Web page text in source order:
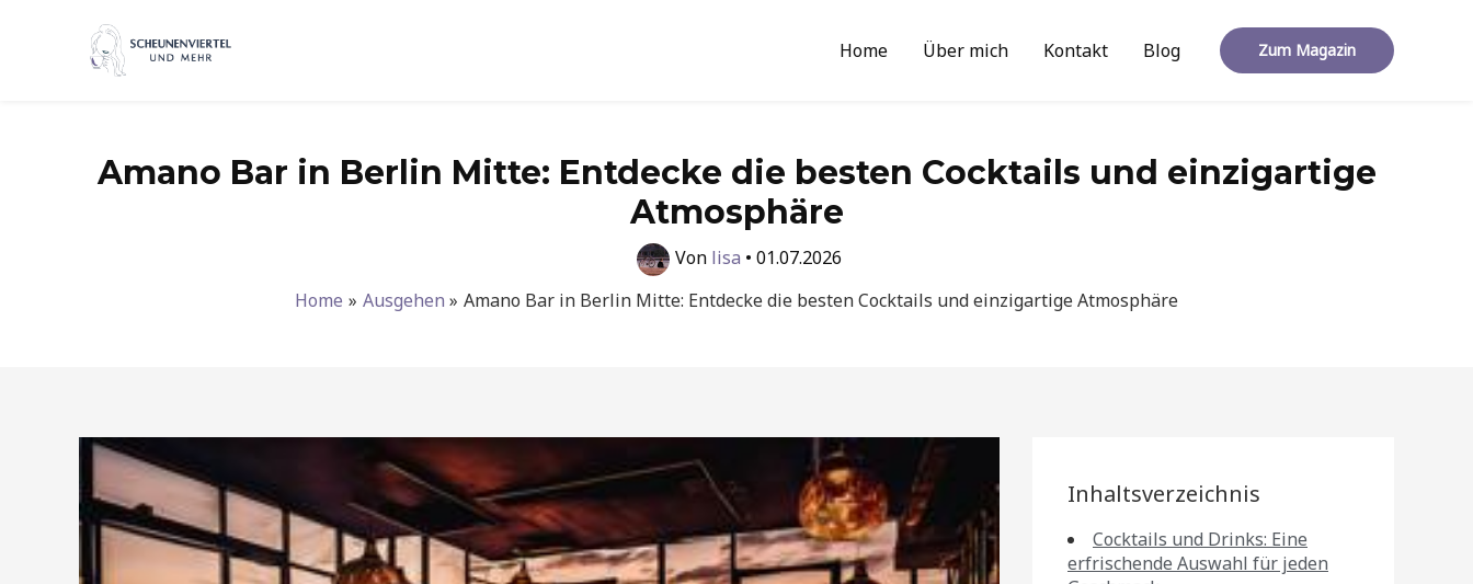
Home Über mich Kontakt Blog Zum Magazin
Amano Bar in Berlin Mitte: Entdecke die besten Cocktails und einzigartige
Atmosphäre
Von lisa • 01.07.2026
Home
Ausgehen Amano Bar in Berlin Mitte: Entdecke die besten Cocktails und einzigartige Atmosphäre
Inhaltsverzeichnis
Cocktails und Drinks: Eine
erfrischende Auswahl für jeden